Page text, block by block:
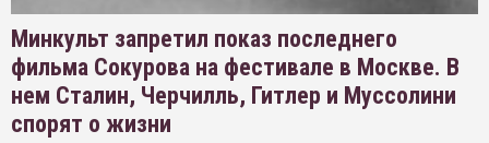
Минкульт запретил показ последнего
фильма Сокурова на фестивале в Москве. В
нем Сталин, Черчилль, Гитлер и Муссолини
спорят о жизни